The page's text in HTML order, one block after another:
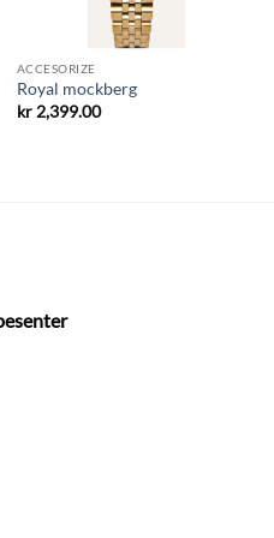
ACCESORIZE
Royal mockberg
kr2,399.00